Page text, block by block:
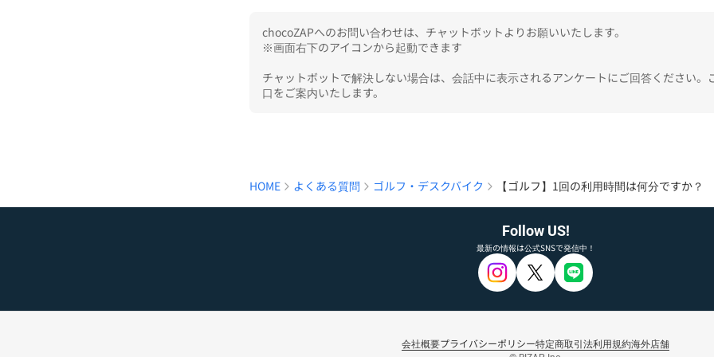
chocoZAPへのお問い合わせは、チャットボットよりお願いいたします。
※画面右下のアイコンから起動できます
チャットボットで解決しない場合は、会話中に表示されるアンケートにご回答ください。
口をご案内いたします。
HOME よくある質問 ゴルフ・デスクバイク 【ゴルフ】1回の利用時間は何分ですか？
Follow US!
最新の情報は公式SNSで発信中！
会社概要プライバシーポリシー特定商取引法利用規約海外店舗